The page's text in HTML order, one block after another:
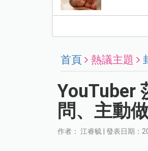
首頁 熱議主題
YouTuber
問、主動
作者： 江睿毓 | 發表日期：